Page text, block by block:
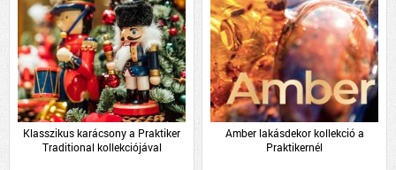
Klasszikus karácsony a Praktiker
Traditional kollekciójával
Amber lakásdekor kollekció a
Praktikernél